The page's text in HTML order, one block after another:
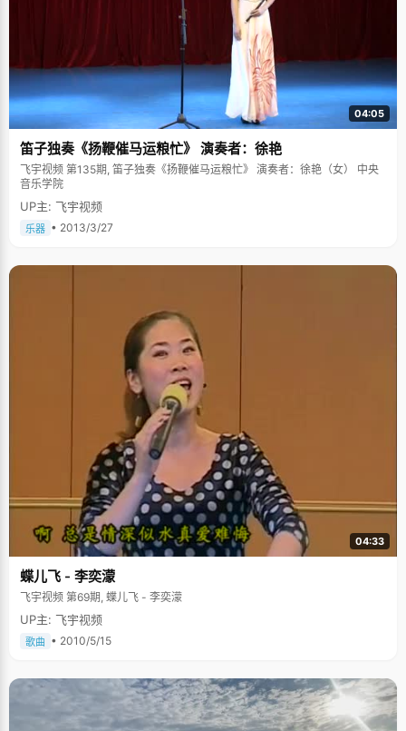
04:05
笛子独奏《扬鞭催马运粮忙》 演奏者：徐艳
飞宇视频 第135期, 笛子独奏《扬鞭催马运粮忙》 演奏者：徐艳（女） 中央
音乐学院
UP主: 飞宇视频
乐器 • 2013/3/27
04:33
蝶儿飞 - 李奕濛
飞宇视频 第69期, 蝶儿飞 - 李奕濛
UP主: 飞宇视频
歌曲 • 2010/5/15